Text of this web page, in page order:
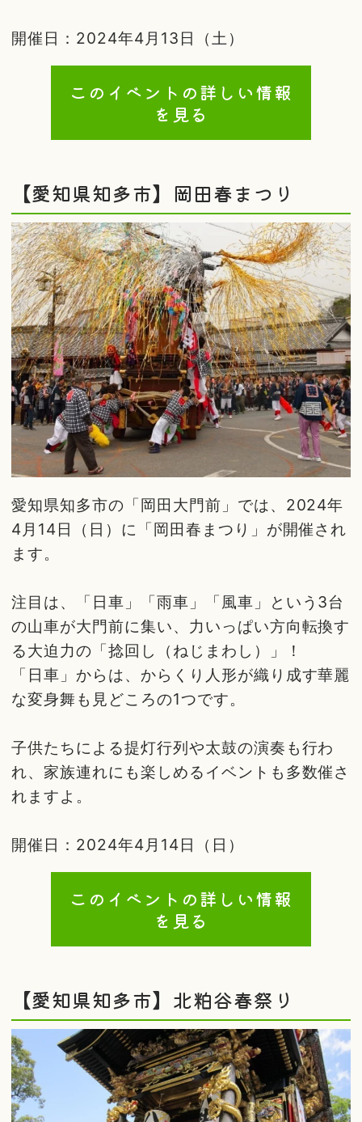
開催日：2024年4月13日（土）
このイベントの詳しい情報
を見る
【愛知県知多市】岡田春まつり
愛知県知多市の「岡田大門前」では、2024年
4月14日（日）に「岡田春まつり」が開催され
ます。
注目は、「日車」「雨車」「風車」という3台
の山車が大門前に集い、力いっぱい方向転換す
る大迫力の「捻回し（ねじまわし）」！
「日車」からは、からくり人形が織り成す華麗
な変身舞も見どころの1つです。
子供たちによる提灯行列や太鼓の演奏も行わ
れ、家族連れにも楽しめるイベントも多数催さ
れますよ。
開催日：2024年4月14日（日）
このイベントの詳しい情報
を見る
【愛知県知多市】北粕谷春祭り